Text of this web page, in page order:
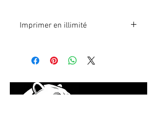
Imprimer en illimité
illimité. Pour 1 poste.
ligne, vous recevrez
immédiatement le lien du fichier à